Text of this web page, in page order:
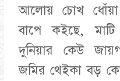
আলোয় চোখ ধোঁয়া
বাপে কইছে,
দুনিয়ার কেউ
জমির থেইকা বড়